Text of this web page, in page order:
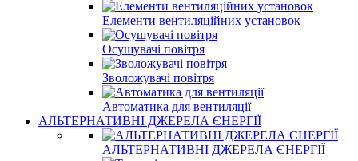
Елементи вентиляційних установок
Осушувачі повітря
Зволожувачі повітря
Автоматика для вентиляції
АЛЬТЕРНАТИВНІ ДЖЕРЕЛА ЄНЕРГІЇ
АЛЬТЕРНАТИВНІ ДЖЕРЕЛА ЄНЕРГІЇ